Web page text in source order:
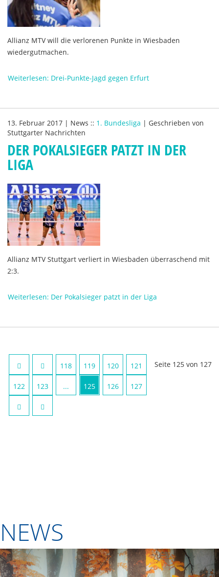
Allianz MTV will die verlorenen Punkte in Wiesbaden
wiedergutmachen.
Weiterlesen: Drei-Punkte-Jagd gegen Erfurt
13. Februar 2017 | News :: 1. Bundesliga | Geschrieben von
Stuttgarter Nachrichten
DER POKALSIEGER PATZT IN DER
LIGA
Allianz MTV Stuttgart verliert in Wiesbaden überraschend mit
2:3.
Weiterlesen: Der Pokalsieger patzt in der Liga
Seite 125 von 127
118 119 120 121
122 123 ... 125 126 127
NEWS